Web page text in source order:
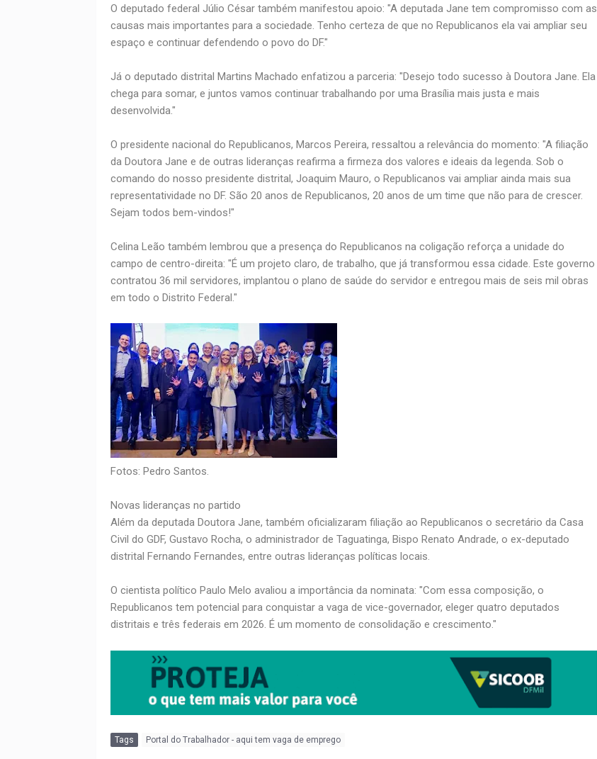
O deputado federal Júlio César também manifestou apoio: "A deputada Jane tem compromisso com as
causas mais importantes para a sociedade. Tenho certeza de que no Republicanos ela vai ampliar seu
espaço e continuar defendendo o povo do DF."
Já o deputado distrital Martins Machado enfatizou a parceria: "Desejo todo sucesso à Doutora Jane. Ela
chega para somar, e juntos vamos continuar trabalhando por uma Brasília mais justa e mais
desenvolvida."
O presidente nacional do Republicanos, Marcos Pereira, ressaltou a relevância do momento: "A filiação
da Doutora Jane e de outras lideranças reafirma a firmeza dos valores e ideais da legenda. Sob o
comando do nosso presidente distrital, Joaquim Mauro, o Republicanos vai ampliar ainda mais sua
representatividade no DF. São 20 anos de Republicanos, 20 anos de um time que não para de crescer.
Sejam todos bem-vindos!"
Celina Leão também lembrou que a presença do Republicanos na coligação reforça a unidade do
campo de centro-direita: "É um projeto claro, de trabalho, que já transformou essa cidade. Este governo
contratou 36 mil servidores, implantou o plano de saúde do servidor e entregou mais de seis mil obras
em todo o Distrito Federal."
Fotos: Pedro Santos.
Novas lideranças no partido
Além da deputada Doutora Jane, também oficializaram filiação ao Republicanos o secretário da Casa
Civil do GDF, Gustavo Rocha, o administrador de Taguatinga, Bispo Renato Andrade, o ex-deputado
distrital Fernando Fernandes, entre outras lideranças políticas locais.
O cientista político Paulo Melo avaliou a importância da nominata: "Com essa composição, o
Republicanos tem potencial para conquistar a vaga de vice-governador, eleger quatro deputados
distritais e três federais em 2026. É um momento de consolidação e crescimento."
Tags Portal do Trabalhador - aqui tem vaga de emprego